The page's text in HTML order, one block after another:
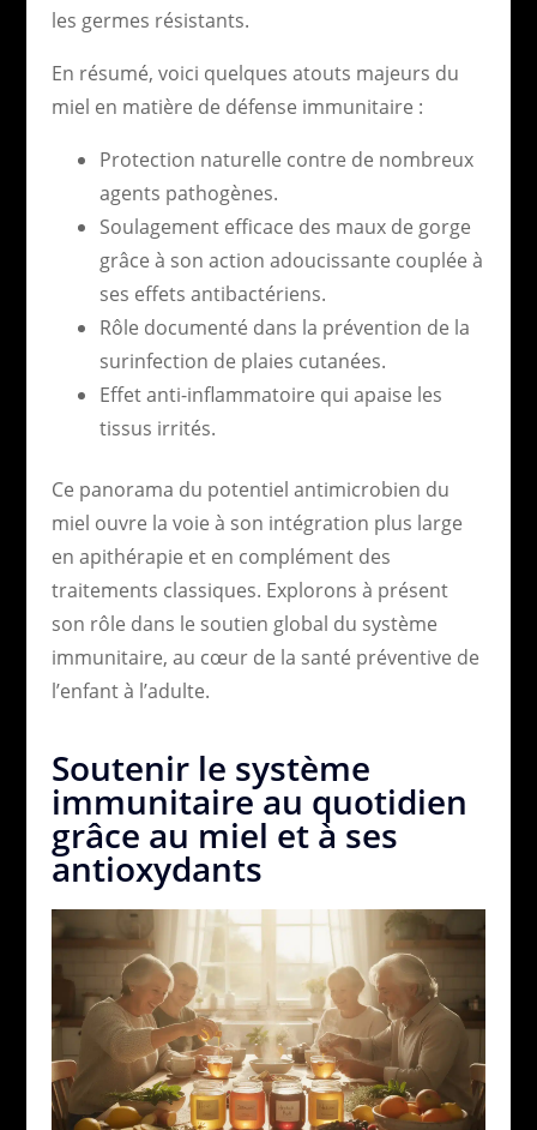
les germes résistants.
En résumé, voici quelques atouts majeurs du
miel en matière de défense immunitaire :
Protection naturelle contre de nombreux
agents pathogènes.
Soulagement efficace des maux de gorge
grâce à son action adoucissante couplée à
ses effets antibactériens.
Rôle documenté dans la prévention de la
surinfection de plaies cutanées.
Effet anti-inflammatoire qui apaise les
tissus irrités.
Ce panorama du potentiel antimicrobien du
miel ouvre la voie à son intégration plus large
en apithérapie et en complément des
traitements classiques. Explorons à présent
son rôle dans le soutien global du système
immunitaire, au cœur de la santé préventive de
l’enfant à l’adulte.
Soutenir le système
immunitaire au quotidien
grâce au miel et à ses
antioxydants